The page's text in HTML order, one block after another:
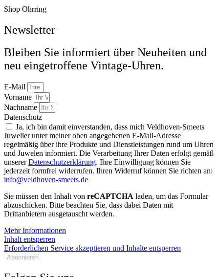
Shop Ohrring
Newsletter
Bleiben Sie informiert über Neuheiten und
neu eingetroffene Vintage-Uhren.
E-Mail
Vorname
Nachname
Datenschutz
Ja, ich bin damit einverstanden, dass mich Veldhoven-Smeets
Juwelier unter meiner oben angegebenen E-Mail-Adresse
regelmäßig über ihre Produkte und Dienstleistungen rund um Uhren
und Juwelen informiert. Die Verarbeitung Ihrer Daten erfolgt gemäß
unsererDatenschutzerklärung. Ihre Einwilligung können Sie
jederzeit formfrei widerrufen. Ihren Widerruf können Sie richten an:
info@veldhoven-smeets.de
Sie müssen den Inhalt von reCAPTCHA laden, um das Formular
abzuschicken. Bitte beachten Sie, dass dabei Daten mit
Drittanbietern ausgetauscht werden.
Mehr Informationen
Inhalt entsperren
Erforderlichen Service akzeptieren und Inhalte entsperren
Abonnieren